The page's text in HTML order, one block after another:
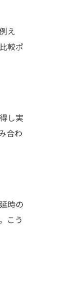
え
較ポ
し実
合わ
時の
こう